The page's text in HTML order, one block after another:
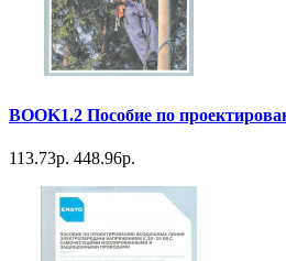
BOOK1.2 Пособие по
113.73р. 448.96р.